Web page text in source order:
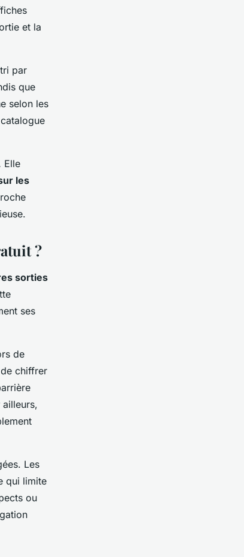
et la
par
que
selon les
Elle
les
?
sorties
ses
de
chiffrer
Les
qui limite
ou